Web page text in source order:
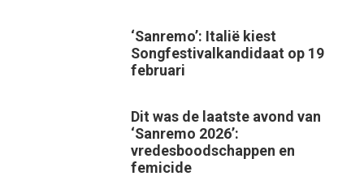
‘Sanremo’: Italië kiest
Songfestivalkandidaat op 19
februari
Dit was de laatste avond van
‘Sanremo 2026’:
vredesboodschappen en
femicide